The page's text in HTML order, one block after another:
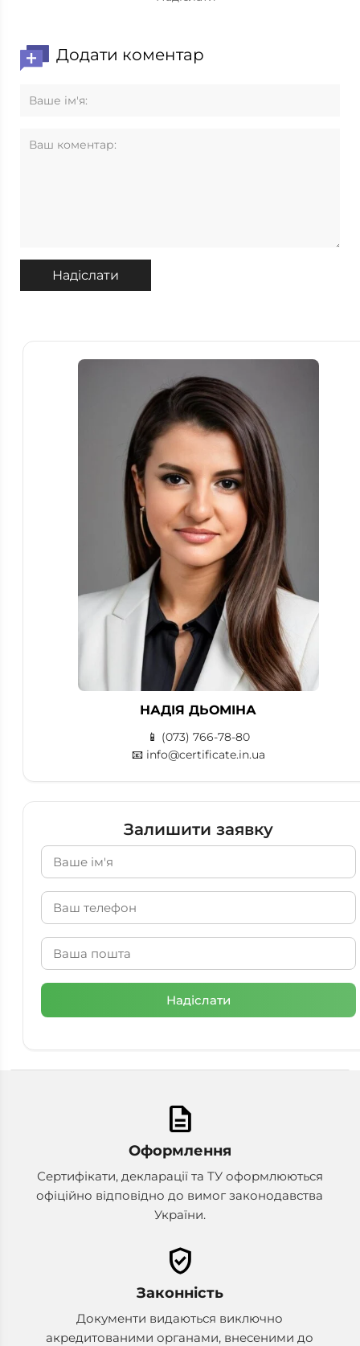
Додати коментар
НАДІЯ ДЬОМІНА
📱 (073) 766-78-80
📧 info@certificate.in.ua
Залишити заявку
description
Оформлення
Сертифікати, декларації та ТУ оформлюються
офіційно відповідно до вимог законодавства
України.
verified_user
Законність
Документи видаються виключно
акредитованими органами, внесеними до